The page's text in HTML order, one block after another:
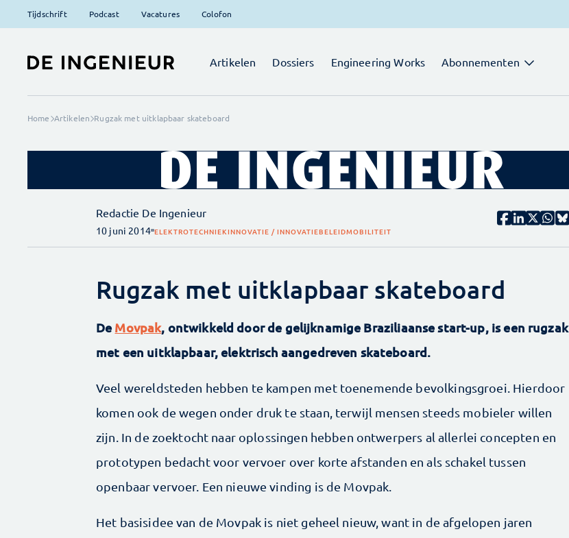
Tijdschrift Podcast Vacatures Colofon
Artikelen Dossiers Engineering Works Abonnementen
Home Artikelen Rugzak met uitklapbaar skateboard
Redactie De Ingenieur
10 juni 2014 ELEKTROTECHNIEKINNOVATIE / INNOVATIEBELEIDMOBILITEIT
Rugzak met uitklapbaar skateboard
De Movpak, ontwikkeld door de gelijknamige Braziliaanse start-up, is een rugzak
met een uitklapbaar, elektrisch aangedreven skateboard.
Veel wereldsteden hebben te kampen met toenemende bevolkingsgroei. Hierdoor
komen ook de wegen onder druk te staan, terwijl mensen steeds mobieler willen
zijn. In de zoektocht naar oplossingen hebben ontwerpers al allerlei concepten en
prototypen bedacht voor vervoer over korte afstanden en als schakel tussen
openbaar vervoer. Een nieuwe vinding is de Movpak.
Het basisidee van de Movpak is niet geheel nieuw, want in de afgelopen jaren